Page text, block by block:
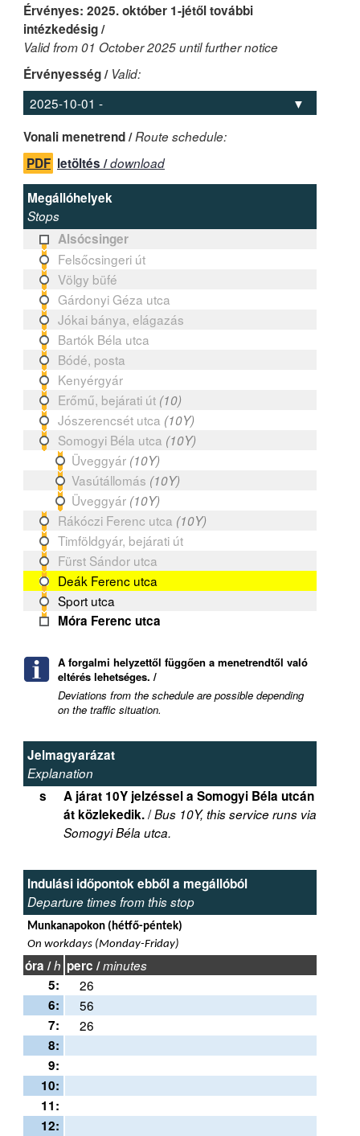
Érvényes: 2025. október 1-jétől további
intézkedésig /
Valid from 01 October 2025 until further notice
Érvényesség / Valid:
Vonali menetrend /Route schedule:
PDF letöltés /download
Megállóhelyek
Stops
Alsócsinger
Felsőcsingeri út
Völgy büfé
Gárdonyi Géza utca
Jókai bánya, elágazás
Bartók Béla utca
Bódé, posta
Kenyérgyár
Erőmű, bejárati út (10)
Jószerencsét utca (10Y)
Somogyi Béla utca (10Y)
Üveggyár (10Y)
Vasútállomás (10Y)
Üveggyár (10Y)
Rákóczi Ferenc utca (10Y)
Timföldgyár, bejárati út
Fürst Sándor utca
Deák Ferenc utca
Sport utca
Móra Ferenc utca
A forgalmi helyzettől függően a menetrendtől való
eltérés lehetséges. /
Deviations from the schedule are possible depending
on the traffic situation.
Jelmagyarázat
Explanation
s
A járat 10Y jelzéssel a Somogyi Béla utcán
át közlekedik./Bus 10Y, this service runs via
Somogyi Béla utca.
Indulási időpontok ebből a megállóból
Departure times from this stop
Munkanapokon (hétfő-péntek)
On workdays (Monday-Friday)
óra /h perc /minutes
5:
26
6:
56
7:
26
8:
9:
10:
11:
12: